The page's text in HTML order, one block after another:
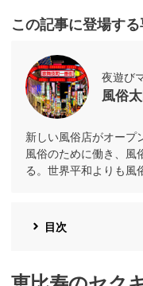
この記事に登場す
夜遊び
風俗
新しい風俗店がオープ
風俗のために働き、風
る。世界平和よりも風
目次